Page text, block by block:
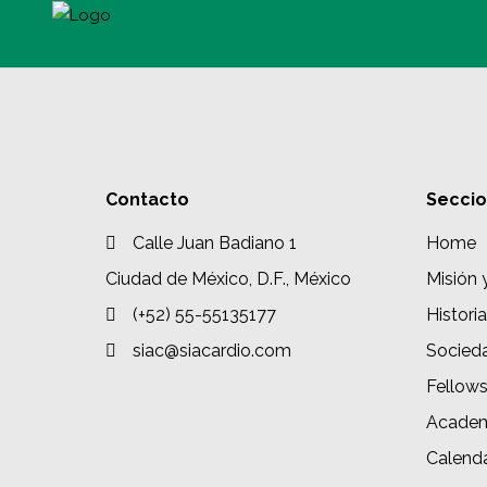
Contacto
Calle Juan Badiano 1
Ciudad de México, D.F., México
(+52) 55-55135177
siac@siacardio.com
Home
Misión
Historia
Fellows